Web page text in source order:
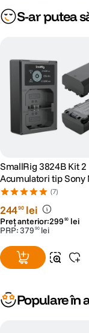
S-ar putea
SmallRig 3824B Kit 2
Acumulatori tip Sony
FZ100 si Incarcator
(7)
24490 lei
Preț anterior:299 90 lei
PRP:379 90 lei
Populare în